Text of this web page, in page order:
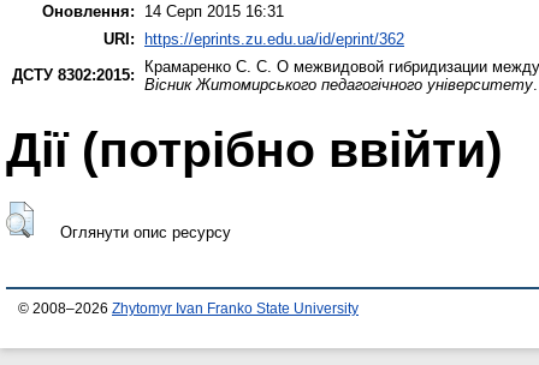
Оновлення:
14 Серп 2015 16:31
URI: https://eprints.zu.edu.ua/id/eprint/362
ДСТУ 8302:2015:
Крамаренко С. С. О межвидовой гибридизации
Вісник Житомирського педагогічного університету
Дії ​​(потрібно ввійти)
Оглянути опис ресурсу
© 2008–2026 Zhytomyr Ivan Franko State University